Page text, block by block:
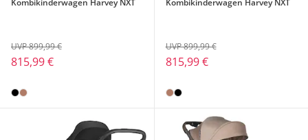
Kombikinderwagen Harvey NXT
815,99 €
UVP 899,99 €
Kombikinderwagen Harvey NXT
815,99 €
UVP 899,99 €